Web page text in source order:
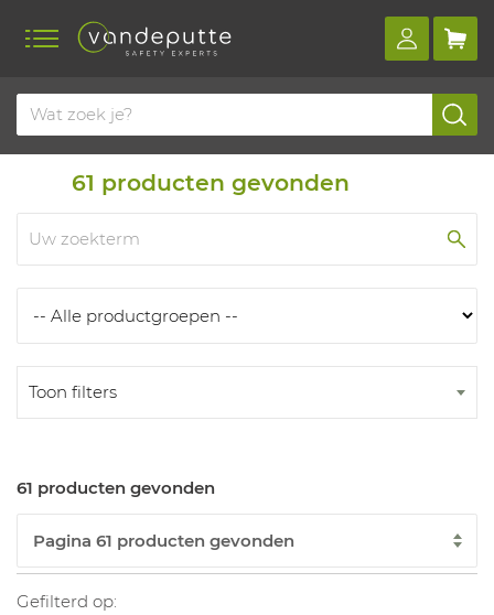
Home Producten
61 producten gevonden
Toon filters
61 producten gevonden
Gefilterd op: